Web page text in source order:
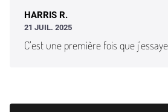
HARRIS R.
21 JUIL. 2025
C’est une première fois que